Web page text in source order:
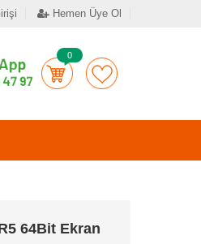
Hemen Üye Ol
0
64Bit Ekran